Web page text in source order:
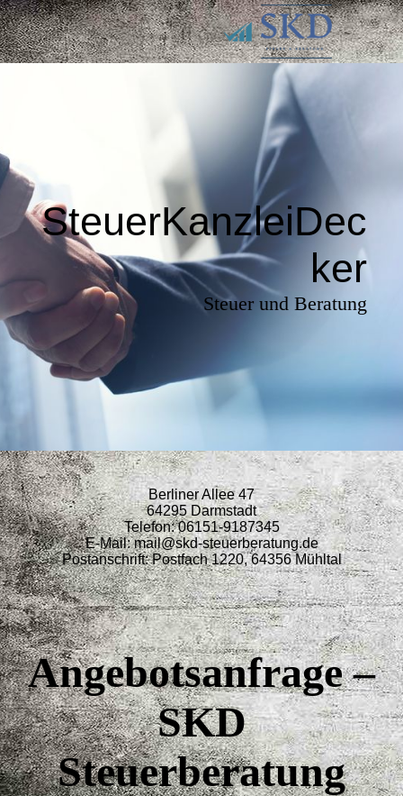
SteuerKanzleiDec
ker
Steuer und Beratung
Berliner Allee 47
64295 Darmstadt
Telefon: 06151-9187345
E-Mail: mail@skd-steuerberatung.de
Postanschrift: Postfach 1220, 64356 Mühltal
Angebotsanfrage –
SKD
Steuerberatung